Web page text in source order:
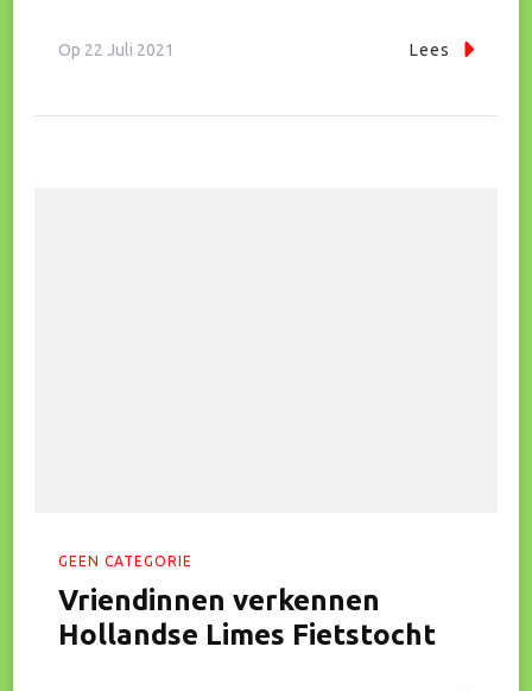
Op 22 Juli 2021 Lees
GEEN CATEGORIE
Vriendinnen verkennen
Hollandse Limes Fietstocht